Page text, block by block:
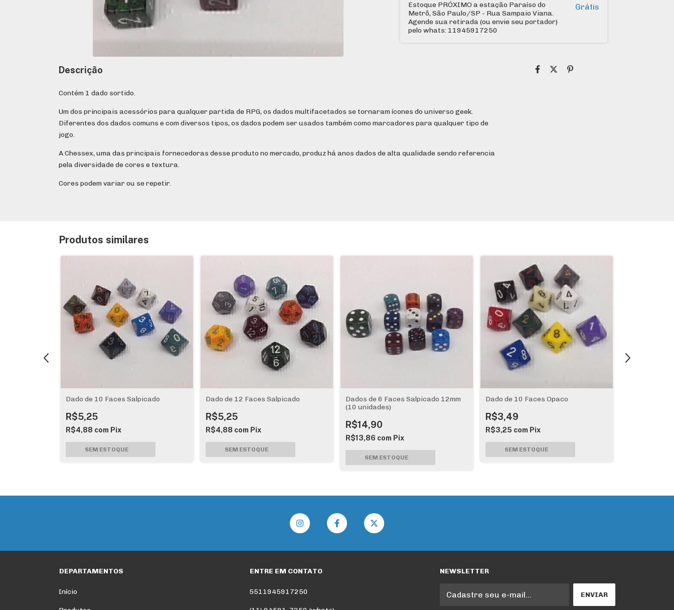
Estoque PRÓXIMO a estação Paraíso do
Metrô, São Paulo/SP - Rua Sampaio Viana.
Agende sua retirada (ou envie seu portador)
pelo whats: 11945917250
Grátis
Descrição
Contém 1 dado sortido.
Um dos principais acessórios para qualquer partida de RPG, os dados multifacetados se tornaram ícones do universo geek.
Diferentes dos dados comuns e com diversos tipos, os dados podem ser usados também como marcadores para qualquer tipo de
jogo.
A Chessex, uma das principais fornecedoras desse produto no mercado, produz há anos dados de alta qualidade sendo referencia
pela diversidade de cores e textura.
Cores podem variar ou se repetir.
Produtos similares
Dado de 10 Faces Salpicado
R$5,25
R$4,88 com Pix
Dado de 12 Faces Salpicado
R$5,25
R$4,88 com Pix
Dados de 6 Faces Salpicado 12mm
(10 unidades)
R$14,90
R$13,86 com Pix
Dado de 10 Faces Opaco
R$3,49
R$3,25 com Pix
DEPARTAMENTOS
Início
ENTRE EM CONTATO
5511945917250
NEWSLETTER